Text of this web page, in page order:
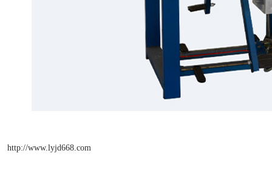
http://www.lyjd668.com